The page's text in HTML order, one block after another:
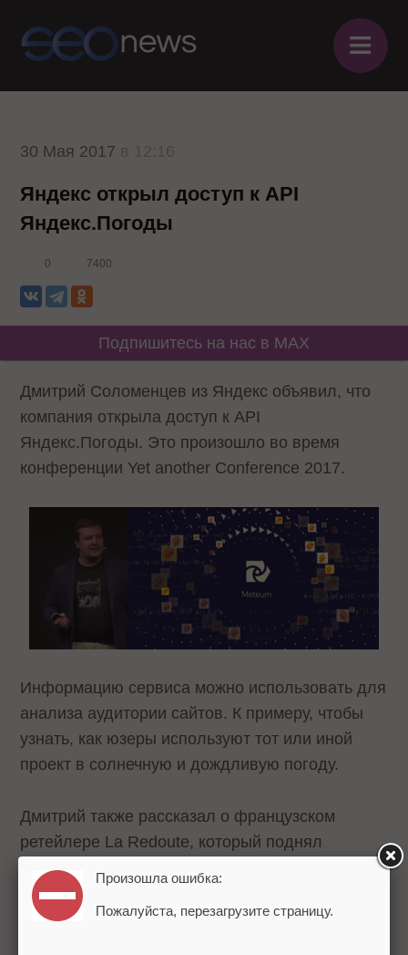
≡
30 Мая 2017
Яндекс открыл доступ к API
Яндекс.Погоды
0 7400
Подпишитесь на нас в MAX
Дмитрий Соломенцев из Яндекс объявил, что
компания открыла доступ к API
Яндекс.Погоды. Это произошло во время
конференции Yet another Conference 2017.
Информацию сервиса можно использовать для
анализа аудитории сайтов. К примеру, чтобы
узнать, как юзеры используют тот или иной
проект в солнечную и дождливую погоду.
Дмитрий также рассказал о французском
ретейлере La Redoute, который поднял
продажи на 13% при помощи баннеров людей
в разной одежде, которая менялась в
зависимости от погоды в регионе
Произошла ошибка:
Пожалуйста, перезагрузите страницу.